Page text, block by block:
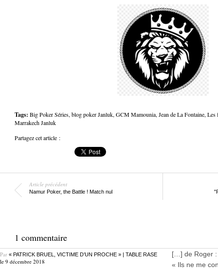
Tags: Big Poker Séries, blog poker Janluk, GCM Mamounia, Jean de La Fontaine, Les
Marrakech Janluk
Partagez cet article :
Article précédent
Namur Poker, the Battle ! Match nul
1 commentaire
Par « PATRICK BRUEL, VICTIME D’UN PROCHE » | TABLE RASE
le 9 décembre 2018
[…] de Roger :
« Ils ne me